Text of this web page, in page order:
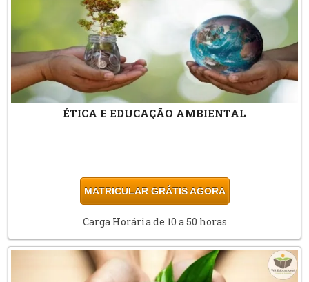
ÉTICA E EDUCAÇÃO AMBIENTAL
MATRICULAR GRÁTIS AGORA
Carga Horária de 10 a 50 horas